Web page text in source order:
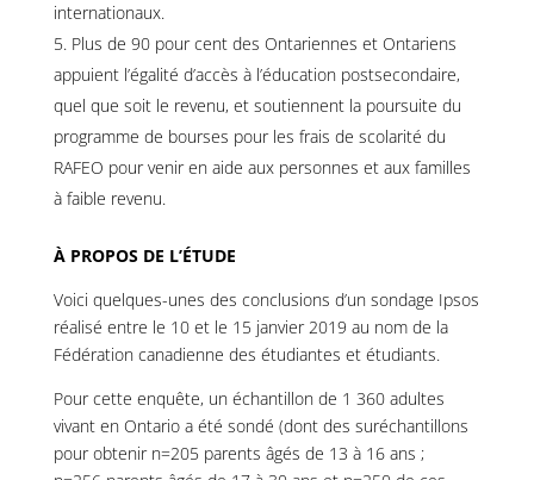
internationaux.
Plus de 90 pour cent des Ontariennes et Ontariens
appuient l’égalité d’accès à l’éducation postsecondaire,
quel que soit le revenu, et soutiennent la poursuite du
programme de bourses pour les frais de scolarité du
RAFEO pour venir en aide aux personnes et aux familles
à faible revenu.
À PROPOS DE L’ÉTUDE
Voici quelques-unes des conclusions d’un sondage Ipsos
réalisé entre le 10 et le 15 janvier 2019 au nom de la
Fédération canadienne des étudiantes et étudiants.
Pour cette enquête, un échantillon de 1 360 adultes
vivant en Ontario a été sondé (dont des suréchantillons
pour obtenir n=205 parents âgés de 13 à 16 ans ;